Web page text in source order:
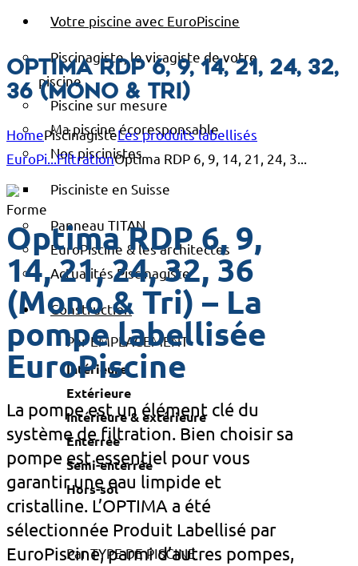
Votre piscine avec EuroPiscine
Piscinagiste, le visagiste de votre
piscine
Piscine sur mesure
Ma piscine écoresponsable
Nos piscinistes
Pisciniste en Suisse
Panneau TITAN
EuroPiscine & les architectes
Actualités Piscinagiste
Construction
Par EMPLACEMENT
Intérieure
Extérieure
Intérieure & extérieure
Enterrée
Semi-enterrée
Hors-sol
Par TYPE DE PISCINE
Optima RDP 6, 9, 14, 21, 24, 32,
36 (Mono & Tri)
HomePiscinagisteLes produits labellisés
EuroPi...FiltrationOptima RDP 6, 9, 14, 21, 24, 3...
Optima RDP 6, 9,
14, 21, 24, 32, 36
(Mono & Tri) – La
pompe labellisée
EuroPiscine
La pompe est un élément clé du
système de filtration. Bien choisir sa
pompe est essentiel pour vous
garantir une eau limpide et
cristalline. L’OPTIMA a été
sélectionnée Produit Labellisé par
EuroPiscine, parmi d’autres pompes,